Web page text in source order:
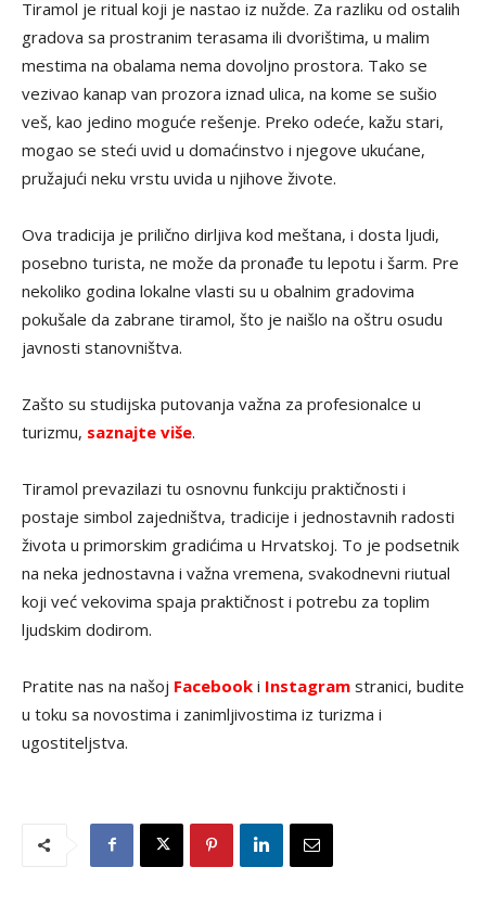
Tiramol je ritual koji je nastao iz nužde. Za razliku od ostalih
gradova sa prostranim terasama ili dvorištima, u malim
mestima na obalama nema dovoljno prostora. Tako se
vezivao kanap van prozora iznad ulica, na kome se sušio
veš, kao jedino moguće rešenje. Preko odeće, kažu stari,
mogao se steći uvid u domaćinstvo i njegove ukućane,
pružajući neku vrstu uvida u njihove živote.
Ova tradicija je prilično dirljiva kod meštana, i dosta ljudi,
posebno turista, ne može da pronađe tu lepotu i šarm. Pre
nekoliko godina lokalne vlasti su u obalnim gradovima
pokušale da zabrane tiramol, što je naišlo na oštru osudu
javnosti stanovništva.
Zašto su studijska putovanja važna za profesionalce u
turizmu, saznajte više.
Tiramol prevazilazi tu osnovnu funkciju praktičnosti i
postaje simbol zajedništva, tradicije i jednostavnih radosti
života u primorskim gradićima u Hrvatskoj. To je podsetnik
na neka jednostavna i važna vremena, svakodnevni riutual
koji već vekovima spaja praktičnost i potrebu za toplim
ljudskim dodirom.
Pratite nas na našoj Facebook i Instagram stranici, budite
u toku sa novostima i zanimljivostima iz turizma i
ugostiteljstva.